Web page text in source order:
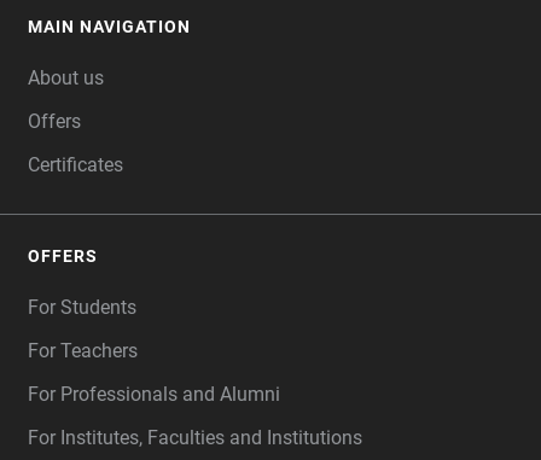
MAIN NAVIGATION
About us
Offers
Certificates
OFFERS
For Students
For Teachers
For Professionals and Alumni
For Institutes, Faculties and Institutions